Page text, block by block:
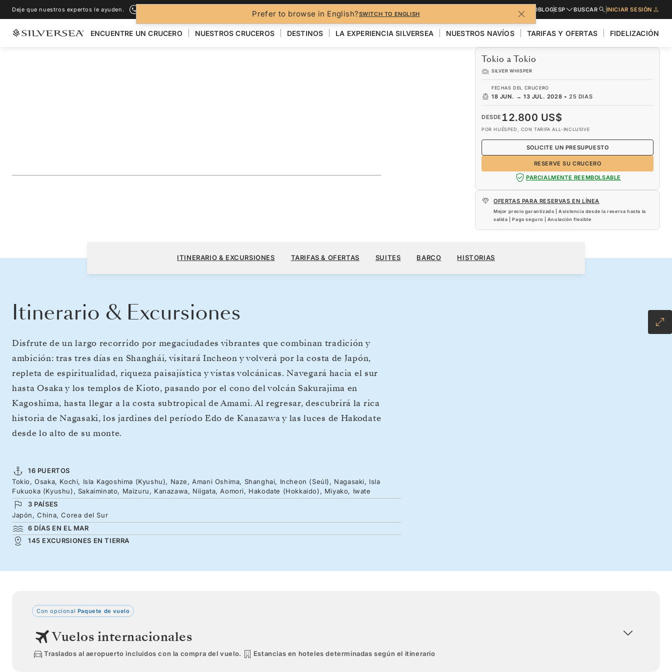
Prefer to browse in English?SWITCH TO ENGLISH
Deje que nuestros expertos le ayuden. SOLICITE PRESUPUESTOBLOGESP BUSCAR INICIAR SESIÓN
ENCUENTRE UN CRUCERO NUESTROS CRUCEROS DESTINOS LA EXPERIENCIA SILVERSEA NUESTROS NAVÍOS TARIFAS Y OFERTAS FIDELIZACIÓN
Tokio a Tokio
SILVER WHISPER
FECHAS DEL CRUCERO
18 JUN. → 13 JUL. 2028 •25 DIAS
DESDE 12.800 US$
POR HUÉSPED, CON TARIFA ALL-INCLUSIVE
RESERVE SU CRUCERO
SOLICITE UN PRESUPUESTO
PARCIALMENTE REEMBOLSABLE
OFERTAS PARA RESERVAS EN LÍNEA
Mejor precio garantizado | Asistencia desde la reserva hasta la
salida | Pago seguro | Anulación flexible
Tokio a Tokio
25 DIAS
POR HUÉSPED, CON TARIFA ALL-INCLUSIVE
RESERVE SU CRUCERO
ITINERARIO & EXCURSIONES TARIFAS & OFERTAS SUITES BARCO HISTORIAS
Itinerario & Excursiones
Disfrute de un largo recorrido por megaciudades vibrantes que combinan tradición y
ambición: tras tres días en Shanghái, visitará Incheon y volverá por la costa de Japón,
repleta de espiritualidad, riqueza paisajística y vistas volcánicas. Navegará hacia el sur
hasta Osaka y los templos de Kioto, pasando por el cono del volcán Sakurajima en
Kagoshima, hasta llegar a la costa subtropical de Amami. Al regresar, descubrirá la rica
historia de Nagasaki, los jardines del período Edo de Kanazawa y las luces de Hakodate
desde lo alto de su monte.
16 PUERTOS
Tokio, Osaka, Kochi, Isla Kagoshima (Kyushu), Naze, Amani Oshima, Shanghai, Incheon (Seúl), Nagasaki, Isla
Fukuoka (Kyushu), Sakaiminato, Maizuru, Kanazawa, Niigata, Aomori, Hakodate (Hokkaido), Miyako, Iwate
3 PAÍSES
Japón, China, Corea del Sur
6 DÍAS EN EL MAR
145 EXCURSIONES EN TIERRA
Con opcional Paquete de vuelo
Vuelos internacionales
Traslados al aeropuerto incluidos con la compra del vuelo. Estancias en hoteles determinadas según el itinerario